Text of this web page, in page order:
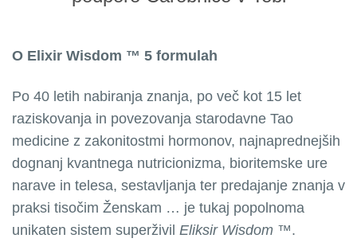
O Elixir Wisdom ™ 5 formulah
Po 40 letih nabiranja znanja, po več kot 15 let
raziskovanja in povezovanja starodavne Tao
medicine z zakonitostmi hormonov, najnaprednejših
dognanj kvantnega nutricionizma, bioritemske ure
narave in telesa, sestavljanja ter predajanje znanja v
praksi tisočim Ženskam … je tukaj popolnoma
unikaten sistem superživil Eliksir Wisdom ™.